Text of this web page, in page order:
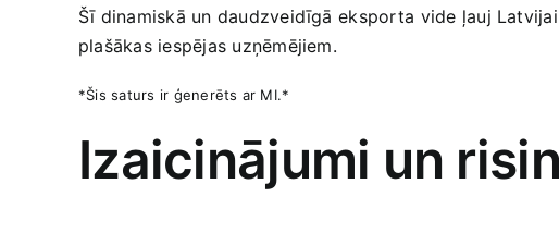
Šī dinamiskā un daudzveidīgā⁢ eksporta ⁣vide ļauj
plašākas iespējas uzņēmējiem.
*Šis saturs ir ģenerēts ar​ MI.*
Izaicinājumi un